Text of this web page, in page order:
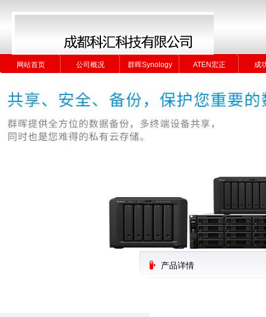
网站首页 公司概况 群晖Synology ATEN宏正 成
网站首页 公司概况 群晖Synology ATEN宏正 成
产品详情